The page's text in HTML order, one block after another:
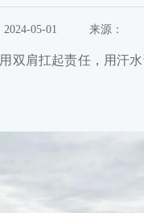
2024-05-01 来源：
用双肩扛起责任， 用汗